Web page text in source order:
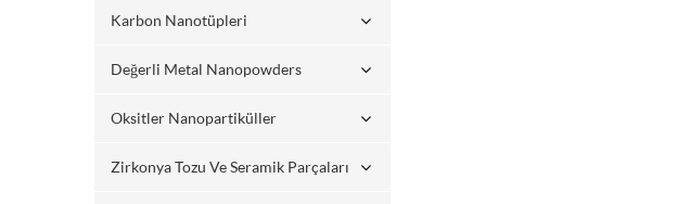
Karbon Nanotüpleri
Değerli Metal Nanopowders
Oksitler Nanopartiküller
Zirkonya Tozu Ve Seramik Parçaları